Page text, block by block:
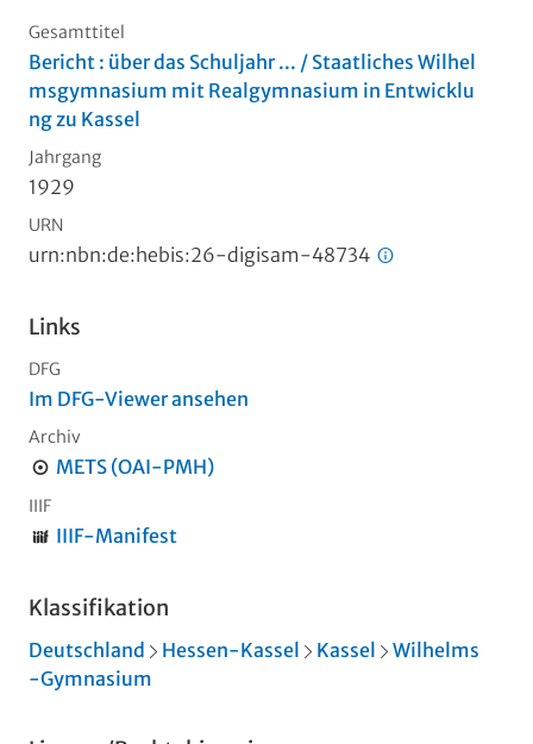
Gesamttitel
Bericht : über das Schuljahr ... / Staatliches Wilhel
msgymnasium mit Realgymnasium in Entwicklu
ng zu Kassel
Jahrgang
1929
URN
urn:nbn:de:hebis:26-digisam-48734
Links
DFG
Im DFG-Viewer ansehen
Archiv
METS (OAI-PMH)
IIIF
IIIF-Manifest
Klassifikation
Deutschland Hessen-Kassel Kassel
Wilhelms
-Gymnasium